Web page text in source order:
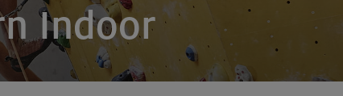
Indoor